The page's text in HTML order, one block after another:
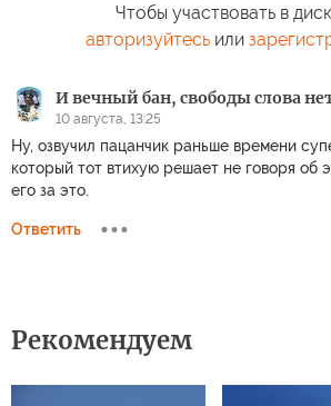
Чтобы участвовать в
авторизуйтесьили
И вечный бан, свободы слова
10 августа, 13:25
Ну, озвучил пацанчик раньше времени
который тот втихую решает не говоря об
его за это.
Ответить
Рекомендуем